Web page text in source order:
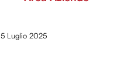
5 Luglio 2025